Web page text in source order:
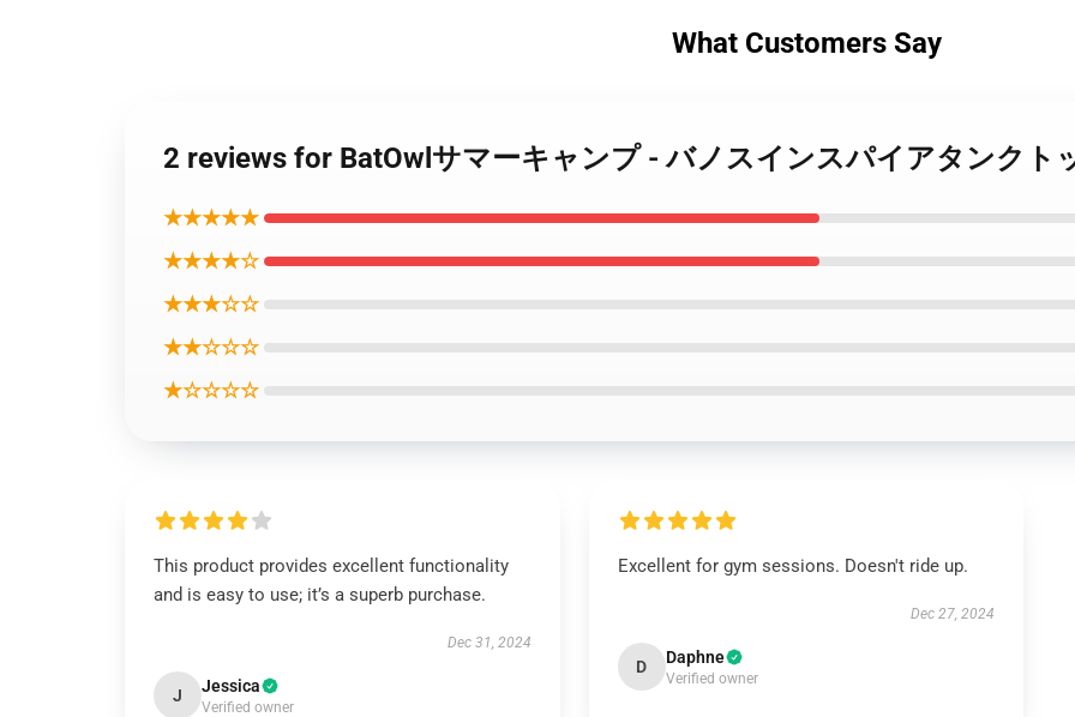
What Customers Say
2 reviews for BatOwlサマーキャンプ - バノスインスパイアタンクト
★★★★★
★★★★☆
★★★☆☆
★★☆☆☆
★☆☆☆☆
This product provides excellent functionality
and is easy to use; it’s a superb purchase.
Dec 31, 2024
J Jessica
Verified owner
Excellent for gym sessions. Doesn't ride up.
Dec 27, 2024
D Daphne
Verified owner